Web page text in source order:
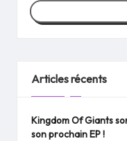
Articles récents
Kingdom Of Giants
son prochain EP !